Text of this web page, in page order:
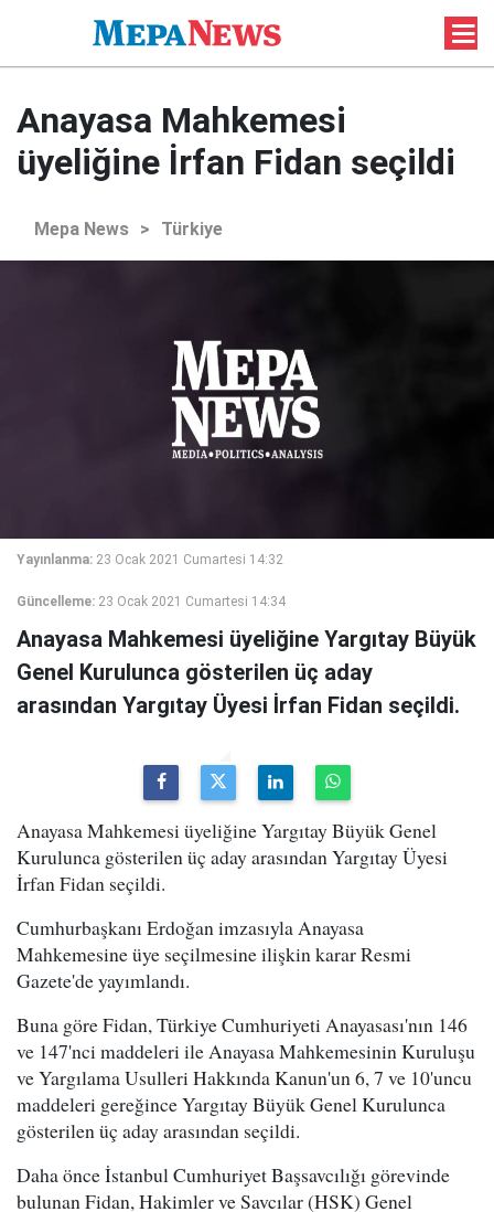
Anayasa Mahkemesi
üyeliğine İrfan Fidan seçildi
Mepa News > Türkiye
Yayınlanma: 23 Ocak 2021 Cumartesi 14:32
Güncelleme: 23 Ocak 2021 Cumartesi 14:34
Anayasa Mahkemesi üyeliğine Yargıtay Büyük
Genel Kurulunca gösterilen üç aday
arasından Yargıtay Üyesi İrfan Fidan seçildi.
Anayasa Mahkemesi üyeliğine Yargıtay Büyük Genel
Kurulunca gösterilen üç aday arasından Yargıtay Üyesi
İrfan Fidan seçildi.
Cumhurbaşkanı Erdoğan imzasıyla Anayasa
Mahkemesine üye seçilmesine ilişkin karar Resmi
Gazete'de yayımlandı.
Buna göre Fidan, Türkiye Cumhuriyeti Anayasası'nın 146
ve 147'nci maddeleri ile Anayasa Mahkemesinin Kuruluşu
ve Yargılama Usulleri Hakkında Kanun'un 6, 7 ve 10'uncu
maddeleri gereğince Yargıtay Büyük Genel Kurulunca
gösterilen üç aday arasından seçildi.
Daha önce İstanbul Cumhuriyet Başsavcılığı görevinde
bulunan Fidan, Hakimler ve Savcılar (HSK) Genel